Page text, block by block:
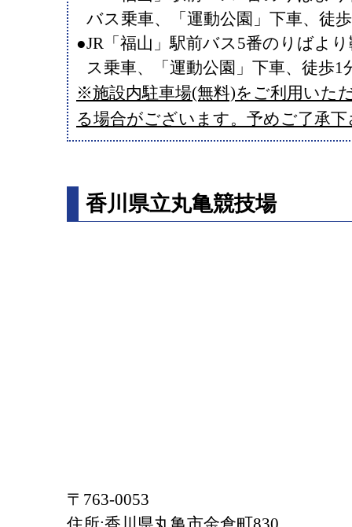
バス乗車、「運動公園」下車、徒
●JR「福山」駅前バス5番のりばよ
ス乗車、「運動公園」下車、徒歩1
※施設内駐車場(無料)をご利用いた
る場合がございます。予めご了承下
香川県立丸亀競技場
〒763-0053